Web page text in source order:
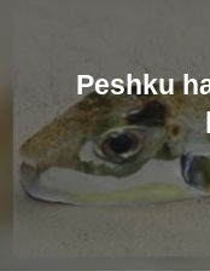
Peshku